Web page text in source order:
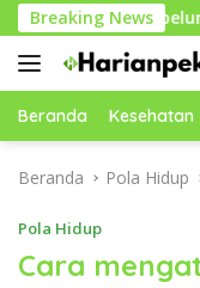
Langsung
ke
konten
Breaking News
Sebelum
Beranda Kesehatan
Beranda Pola Hidup
Pola Hidup
Cara